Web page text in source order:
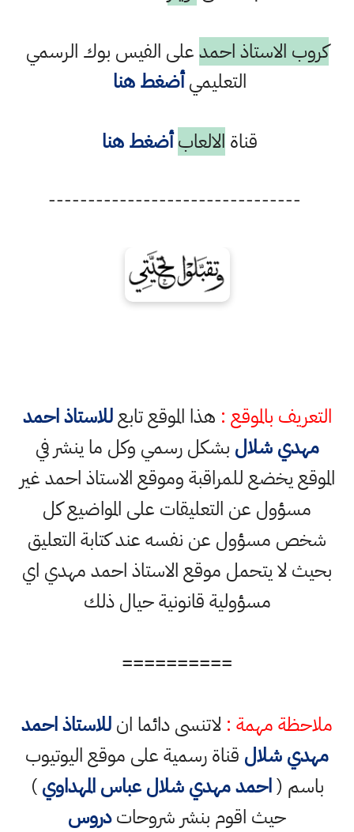
كروب الاستاذ احمدعلى الفيس بوك الرسمي
التعليميأضغط هنا
قناة الالعاب أضغط هنا
--------------------------------
التعريف بالموقع : هذا الموقع تابعللاستاذ احمد
مهدي شلال بشكل رسمي وكل ما ينشر في
الموقع يخضع للمراقبة وموقع الاستاذ احمد غير
مسؤول عن التعليقات على المواضيع كل
شخص مسؤول عن نفسه عند كتابة التعليق
بحيث لا يتحمل موقع الاستاذ احمد مهدي اي
مسؤولية قانونية حيال ذلك
==========
ملاحظة مهمة : لاتنسى دائما انللاستاذ احمد
مهدي شلال قناة رسمية على موقع اليوتيوب
باسم (احمد مهدي شلال عباس المهداوي)
حيث اقوم بنشر شروحاتدروس